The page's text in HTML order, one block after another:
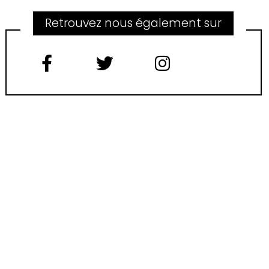
Retrouvez nous également sur